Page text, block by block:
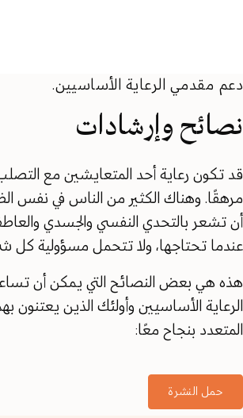
دعم مقدمي الرعاية الأساسيين.
نصائح وإرشادات
قد تكون رعاية أحد المتعايشين مع التصلب
مرهقًا. وهناك الكثير من الناس في نفس
أن تشعر بالتحدي النفسي والجسدي
عندما تحتاجها، ولا تتحمل مسؤولية
هذه هي بعض النصائح التي يمكن أن
الرعاية الأساسيين وأولئك الذين يعتنون
المتعدد بنجاح معًا:
حمل النشرة